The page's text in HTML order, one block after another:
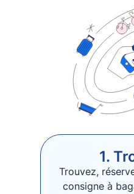
1.
Trouvez,
consigne à